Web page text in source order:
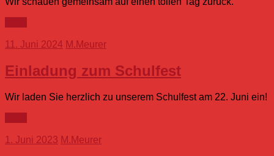
11. Juni 2024 M.Meurer
Einladung zum Schulfest
Wir laden Sie herzlich zu unserem Schulfest am 22. Juni ein!
1. Juni 2023 M.Meurer